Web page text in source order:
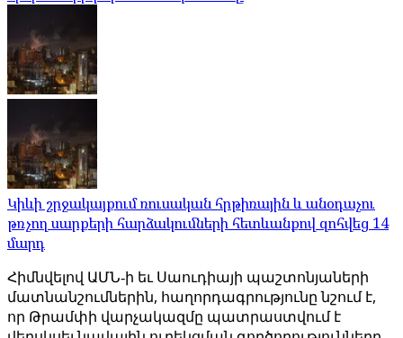
Կիևի շրջակայքում ռուսական հրթիռային և անօդաչու
թռչող սարքերի հարձակումների հետևանքով զոհվեց 14
մարդ
Հիմնվելով ԱՄՆ‑ի եւ Սաուդիայի պաշտոնյաների
մատնանշումներին, հաղորդագրությունը նշում է,
որ Թրամփի վարչակազմը պատրաստվում է